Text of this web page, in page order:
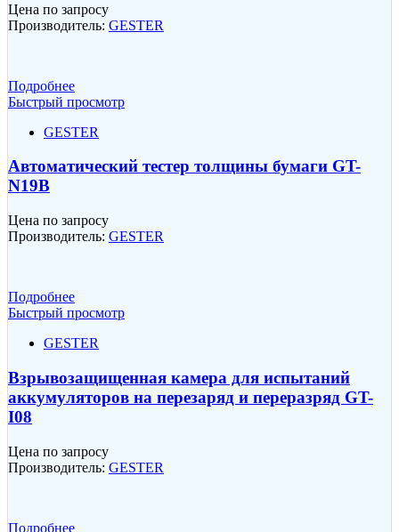
Цена по запросу
Производитель: GESTER
Подробнее
Быстрый просмотр
GESTER
Автоматический тестер толщины бумаги GT-
N19B
Цена по запросу
Производитель: GESTER
Подробнее
Быстрый просмотр
GESTER
Взрывозащищенная камера для испытаний
аккумуляторов на перезаряд и переразряд GT-
I08
Цена по запросу
Производитель: GESTER
Подробнее